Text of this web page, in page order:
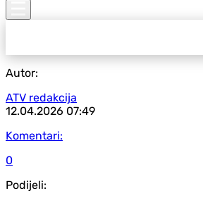
Autor:
ATV redakcija
12.04.2026 07:49
Komentari:
0
Podijeli: